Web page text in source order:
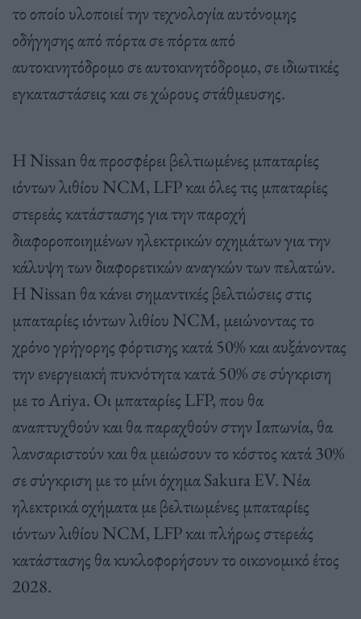
το οποίο υλοποιεί την τεχνολογία αυτόνομης
οδήγησης από πόρτα σε πόρτα από
αυτοκινητόδρομο σε αυτοκινητόδρομο, σε ιδιωτικές
εγκαταστάσεις και σε χώρους στάθμευσης.
Η Nissan θα προσφέρει βελτιωμένες μπαταρίες
ιόντων λιθίου NCM, LFP και όλες τις μπαταρίες
στερεάς κατάστασης για την παροχή
διαφοροποιημένων ηλεκτρικών οχημάτων για την
κάλυψη των διαφορετικών αναγκών των πελατών.
Η Nissan θα κάνει σημαντικές βελτιώσεις στις
μπαταρίες ιόντων λιθίου NCM, μειώνοντας το
χρόνο γρήγορης φόρτισης κατά 50% και αυξάνοντας
την ενεργειακή πυκνότητα κατά 50% σε σύγκριση
με το Ariya. Οι μπαταρίες LFP, που θα
αναπτυχθούν και θα παραχθούν στην Ιαπωνία, θα
λανσαριστούν και θα μειώσουν το κόστος κατά 30%
σε σύγκριση με το μίνι όχημα Sakura EV. Νέα
ηλεκτρικά οχήματα με βελτιωμένες μπαταρίες
ιόντων λιθίου NCM, LFP και πλήρως στερεάς
κατάστασης θα κυκλοφορήσουν το οικονομικό έτος
2028.